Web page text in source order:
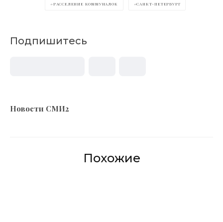
РАССЕЛЕНИЕ КОММУНАЛОК САНКТ-ПЕТЕРБУРГ
Подпишитесь
Новости СМИ2
Похожие